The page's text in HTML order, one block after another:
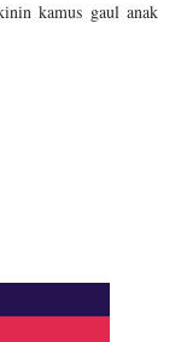
kamus gaul anak